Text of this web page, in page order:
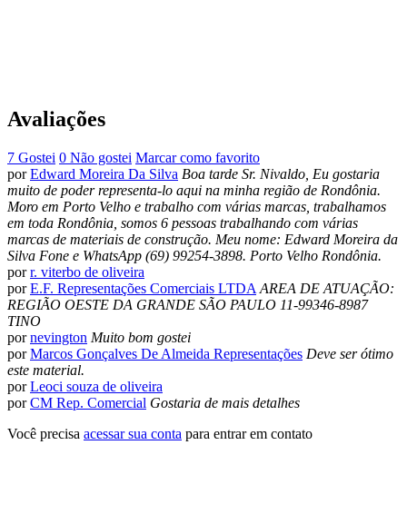
Avaliações
7 Gostei 0 Não gostei Marcar como favorito
porEdward Moreira Da Silva Boa tarde Sr. Nivaldo, Eu gostaria
muito de poder representa-lo aqui na minha região de Rondônia.
Moro em Porto Velho e trabalho com várias marcas, trabalhamos
em toda Rondônia, somos 6 pessoas trabalhando com várias
marcas de materiais de construção. Meu nome: Edward Moreira da
Silva Fone e WhatsApp (69) 99254-3898. Porto Velho Rondônia.
porr. viterbo de oliveira
porE.F. Representações Comerciais LTDA AREA DE ATUAÇÃO:
REGIÃO OESTE DA GRANDE SÃO PAULO 11-99346-8987
TINO
pornevington Muito bom gostei
porMarcos Gonçalves De Almeida Representações Deve ser ótimo
este material.
porLeoci souza de oliveira
porCM Rep. Comercial Gostaria de mais detalhes
Você precisa acessar sua conta para entrar em contato